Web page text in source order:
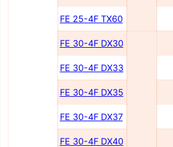
FE 25-4F TX60
FE 30-4F DX30
FE 30-4F DX33
FE 30-4F DX35
FE 30-4F DX37
FE 30-4F DX40